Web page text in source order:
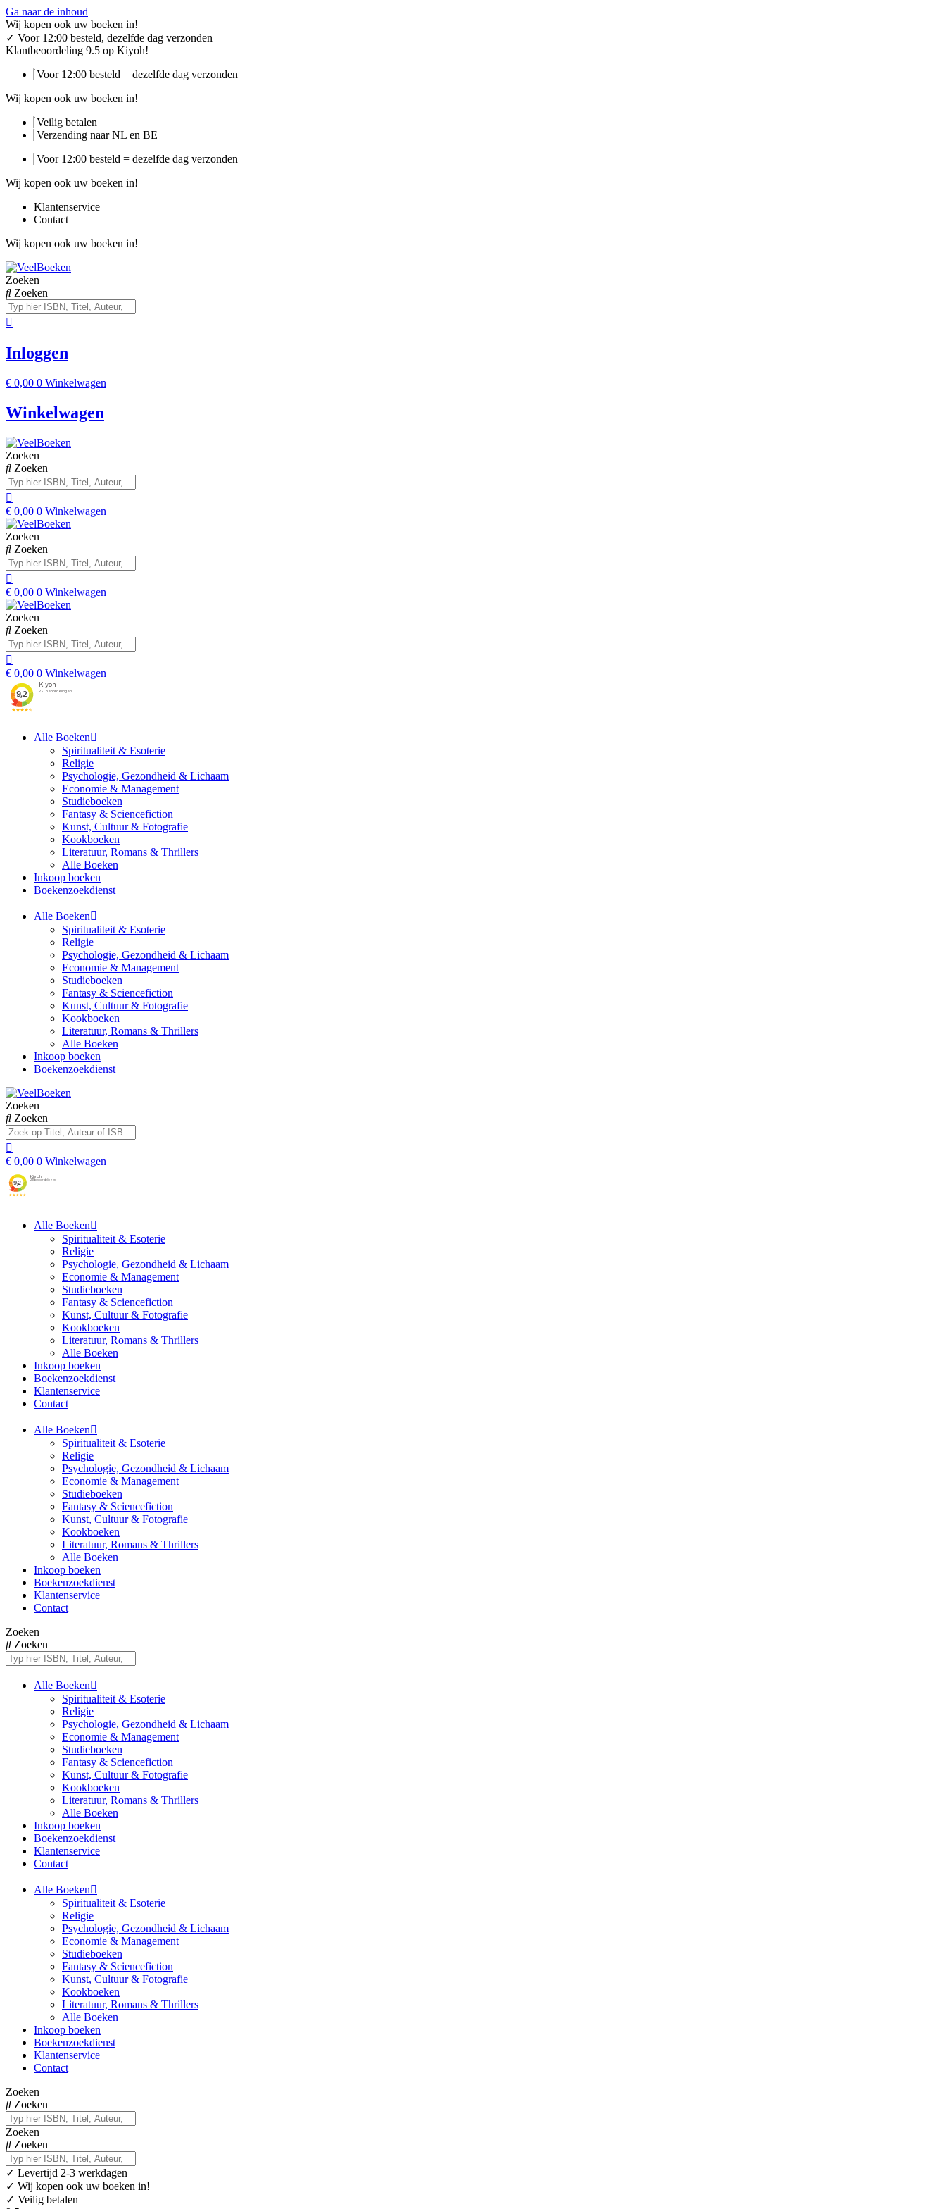
Ga naar de inhoud
Wij kopen ook uw boeken in!
✓ Voor 12:00 besteld, dezelfde dag verzonden
Klantbeoordeling 9.5 op Kiyoh!
Voor 12:00 besteld = dezelfde dag verzonden
Wij kopen ook uw boeken in!
Veilig betalen
Verzending naar NL en BE
Voor 12:00 besteld = dezelfde dag verzonden
Wij kopen ook uw boeken in!
Klantenservice
Contact
Wij kopen ook uw boeken in!
Zoeken
Zoeken
Inloggen
€ 0,00 0 Winkelwagen
Winkelwagen
Zoeken
Zoeken
€ 0,00 0 Winkelwagen
Zoeken
Zoeken
€ 0,00 0 Winkelwagen
Zoeken
Zoeken
€ 0,00 0 Winkelwagen
Alle Boeken
Spiritualiteit & Esoterie
Religie
Psychologie, Gezondheid & Lichaam
Economie & Management
Studieboeken
Fantasy & Sciencefiction
Kunst, Cultuur & Fotografie
Kookboeken
Literatuur, Romans & Thrillers
Alle Boeken
Inkoop boeken
Boekenzoekdienst
Alle Boeken
Spiritualiteit & Esoterie
Religie
Psychologie, Gezondheid & Lichaam
Economie & Management
Studieboeken
Fantasy & Sciencefiction
Kunst, Cultuur & Fotografie
Kookboeken
Literatuur, Romans & Thrillers
Alle Boeken
Inkoop boeken
Boekenzoekdienst
Zoeken
Zoeken
€ 0,00 0 Winkelwagen
Alle Boeken
Spiritualiteit & Esoterie
Religie
Psychologie, Gezondheid & Lichaam
Economie & Management
Studieboeken
Fantasy & Sciencefiction
Kunst, Cultuur & Fotografie
Kookboeken
Literatuur, Romans & Thrillers
Alle Boeken
Inkoop boeken
Boekenzoekdienst
Klantenservice
Contact
Alle Boeken
Spiritualiteit & Esoterie
Religie
Psychologie, Gezondheid & Lichaam
Economie & Management
Studieboeken
Fantasy & Sciencefiction
Kunst, Cultuur & Fotografie
Kookboeken
Literatuur, Romans & Thrillers
Alle Boeken
Inkoop boeken
Boekenzoekdienst
Klantenservice
Contact
Zoeken
Zoeken
Alle Boeken
Spiritualiteit & Esoterie
Religie
Psychologie, Gezondheid & Lichaam
Economie & Management
Studieboeken
Fantasy & Sciencefiction
Kunst, Cultuur & Fotografie
Kookboeken
Literatuur, Romans & Thrillers
Alle Boeken
Inkoop boeken
Boekenzoekdienst
Klantenservice
Contact
Alle Boeken
Spiritualiteit & Esoterie
Religie
Psychologie, Gezondheid & Lichaam
Economie & Management
Studieboeken
Fantasy & Sciencefiction
Kunst, Cultuur & Fotografie
Kookboeken
Literatuur, Romans & Thrillers
Alle Boeken
Inkoop boeken
Boekenzoekdienst
Klantenservice
Contact
Zoeken
Zoeken
Zoeken
Zoeken
✓ Levertijd 2-3 werkdagen
✓ Wij kopen ook uw boeken in!
✓ Veilig betalen